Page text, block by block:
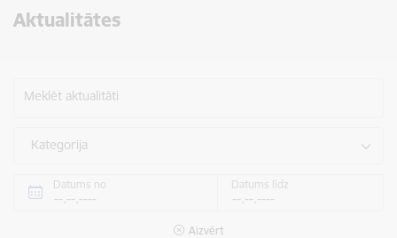
Aktualitātes
Meklēt aktualitāti
Kategorija
Datums no Datums līdz
Aizvērt